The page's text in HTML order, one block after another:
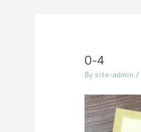
0-4
By site-admin /